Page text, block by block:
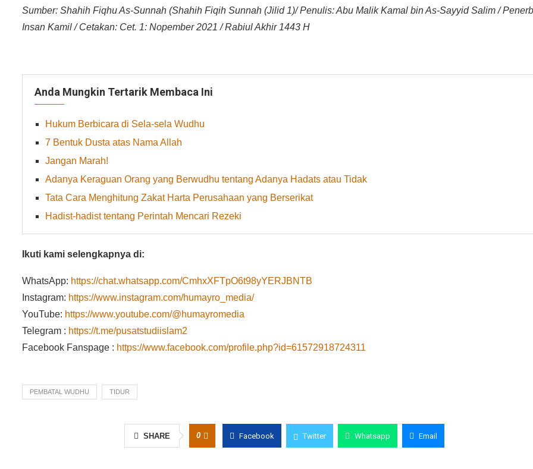
Sumber: Shahih Fiqhu As-Sunnah (Shahih Fiqih Sunnah (Jilid 1)/ Penulis: Abu Malik Kamal bin As-Sayyid Salim /
Insan Kamil / Cetakan: Cet. 1: Nopember 2021 / Rabiul Akhir 1443 H
Anda Mungkin Tertarik Membaca Ini
Hukum Berbicara di Sela-sela Wudhu
7 Bentuk Dusta atas Nama Allah
Jangan Marah!
Adanya Keraguan Orang yang Berwudhu tentang Adanya Hadats atau Tidak
Tata Cara Menghitung Zakat Harta Perusahaan yang Berserikat
Hadist-hadist tentang Perintah Mencari Rezeki
Ikuti kami selengkapnya di:
WhatsApp: https://chat.whatsapp.com/CmhxXFTpO6t98yYERJBNTB
Instagram: https://www.instagram.com/humayro_media/
YouTube: https://www.youtube.com/@humayromedia
Telegram : https://t.me/pusatstudiislam2
Facebook Fanspage : https://www.facebook.com/profile.php?id=61572918724311
PEMBATAL WUDHU TIDUR
SHARE 0 Facebook Twitter Whatsapp Email